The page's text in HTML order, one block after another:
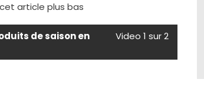
article plus bas
de saison en
Video 1 sur 2